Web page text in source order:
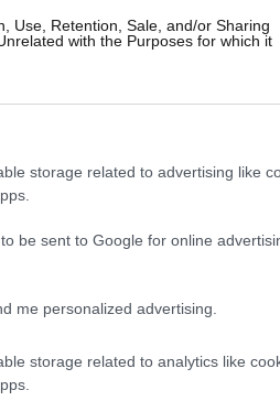
Use, Retention, Sale, and/or Sharing
with the Purposes for which it
storage related to advertising like
be sent to Google for online
me personalized advertising.
storage related to analytics like
δύο ιδιότητες του
μία διαδικασία που
και τη διαδικασία
με την οποία